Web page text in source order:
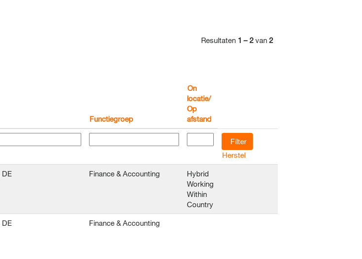
Resultaten 1 – 2 van 2
Functiegroep
On
locatie/
Op
afstand
Herstel
DE Finance & Accounting
Hybrid
Working
Within
Country
DE Finance & Accounting